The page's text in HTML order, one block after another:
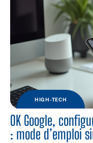
HIGH-TECH
OK Google,
: mode d’emploi